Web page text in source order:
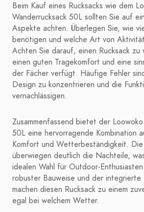
Beim Kauf eines Rucksacks wie dem
Wanderrucksack 50L sollten Sie auf
Aspekte achten. Überlegen Sie, wie
benötigen und welche Art von
Achten Sie darauf, einen Rucksack zu
einen guten Tragekomfort und eine
der Fächer verfügt. Häufige Fehler
Design zu konzentrieren und die
vernachlässigen.
Zusammenfassend bietet der
50L eine hervorragende Kombination
Komfort und Wetterbeständigkeit.
überwiegen deutlich die Nachteile,
idealen Wahl für Outdoor-
robuster Bauweise und der integrierte
machen diesen Rucksack zu einem
egal bei welchem Wetter.